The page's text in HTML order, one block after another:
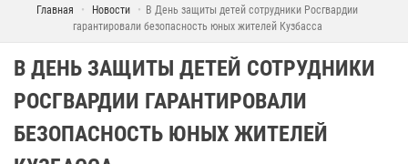
Главная Новости
В День защиты детей сотрудники Росгвардии
гарантировали безопасность юных жителей Кузбасса
В ДЕНЬ ЗАЩИТЫ ДЕТЕЙ СОТРУДНИКИ
РОСГВАРДИИ ГАРАНТИРОВАЛИ
БЕЗОПАСНОСТЬ ЮНЫХ ЖИТЕЛЕЙ